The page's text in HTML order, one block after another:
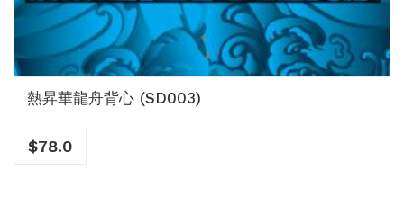
熱昇華龍舟背心 (SD003)
$78.0